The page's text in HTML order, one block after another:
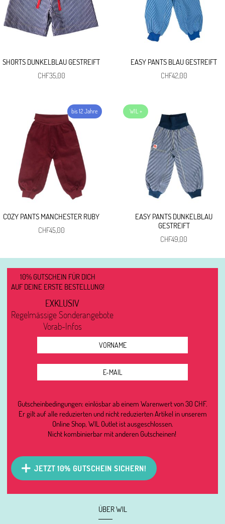
SHORTS DUNKELBLAU GESTREIFT
CHF35,00
EASY PANTS BLAU GESTREIFT
CHF42,00
COZY PANTS MANCHESTER RUBY
CHF45,00
EASY PANTS DUNKELBLAU
GESTREIFT
CHF49,00
ÜBER WIL
10% GUTSCHEIN FÜR DICH
AUF DEINE ERSTE BESTELLUNG!
EXKLUSIV
Regelmässige Sonderangebote
Vorab-Infos
Gutscheinbedingungen: einlösbar ab einem Warenwert von 30 CHF.
Er gilt auf alle reduzierten und nicht reduzierten Artikel in unserem
Online Shop, WIL Outlet ist ausgeschlossen.
Nicht kombinierbar mit anderen Gutscheinen!
JETZT 10% GUTSCHEIN SICHERN!